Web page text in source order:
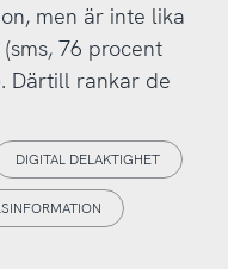
men är inte lika
76 procent
Därtill rankar de
DIGITAL DELAKTIGHET